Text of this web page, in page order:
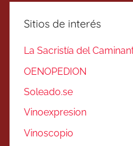
Sitios de interés
La Sacristía del
OENOPEDION
Soleado.se
Vinoexpresion
Vinoscopio